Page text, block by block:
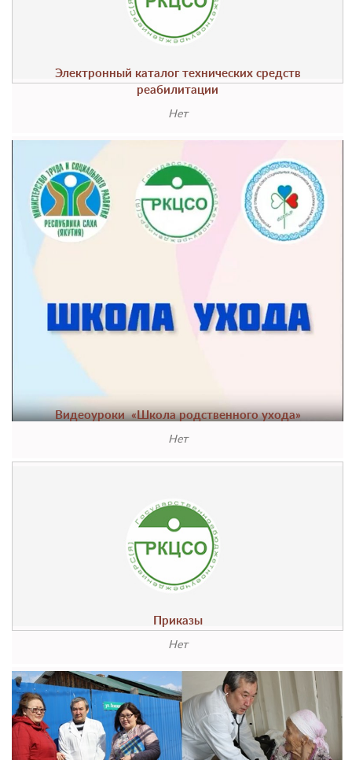
Электронный каталог технических средств
реабилитации
Нет
Видеоуроки ​ «Школа родственного ухода»
Нет
Приказы
Нет